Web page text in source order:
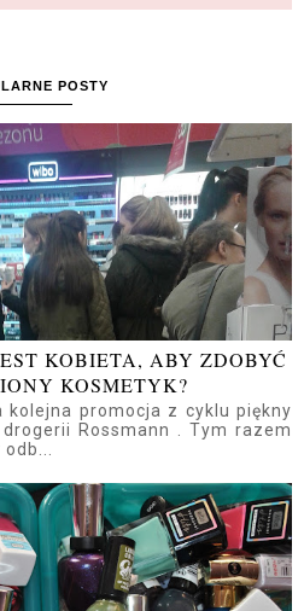
POSTY
KOBIETA, ABY ZDOBYĆ
KOSMETYK?
kolejna promocja z cyklu piękny
Rossmann . Tym razem